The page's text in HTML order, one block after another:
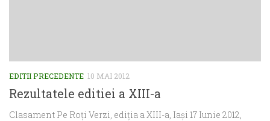
EDITII PRECEDENTE 10 MAI 2012
Rezultatele editiei a XIII-a
Clasament Pe Roți Verzi, ediția a XIII-a, Iași 17 Iunie 2012,